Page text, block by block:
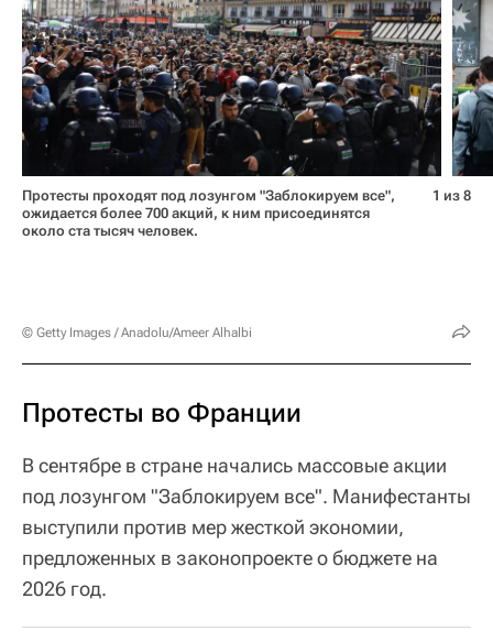
Протесты проходят под лозунгом "Заблокируем все",
ожидается более 700 акций, к ним присоединятся
около ста тысяч человек.
© Getty Images / Anadolu/Ameer Alhalbi
1 из 8
Протесты во Франции
В сентябре в стране начались массовые акции
под лозунгом "Заблокируем все". Манифестанты
выступили против мер жесткой экономии,
предложенных в законопроекте о бюджете на
2026 год.